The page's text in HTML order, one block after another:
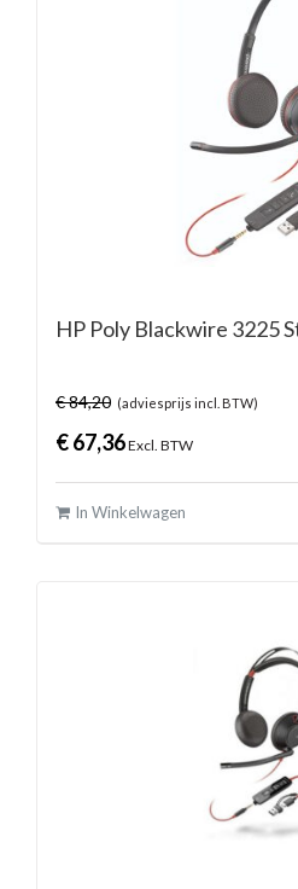
HP Poly Blackwire 3225
€84,20 (adviesprijs incl. BTW)
€67,36Excl. BTW
In Winkelwagen